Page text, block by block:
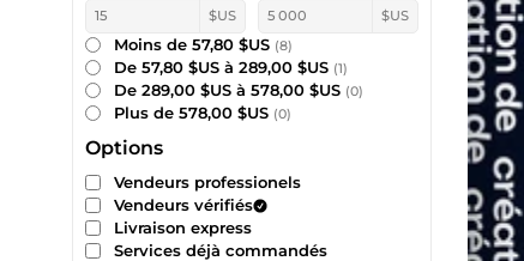
$US $US
Moins de 57,80 $US (8)
De 57,80 $US à 289,00 $US (1)
De 289,00 $US à 578,00 $US (0)
Plus de 578,00 $US (0)
Options
Vendeurs professionels
Vendeurs vérifiés
Livraison express
Services déjà commandés